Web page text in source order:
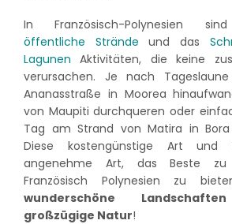
In Französisch-Polynesien
öffentliche Strände und das
Lagunen Aktivitäten, die keine
verursachen. Je nach
Ananasstraße in Moorea
von Maupiti durchqueren oder
Tag am Strand von Matira in Bora
Diese kostengünstige Art
angenehme Art, das Beste zu
Französisch Polynesien zu
wunderschöne
großzügige Natur!